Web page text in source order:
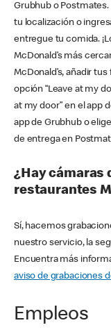
Grubhub o
tu localización o
entregue tu comida.
McDonald’s más
McDonald’s, añadir
opción “Leave at my
at my door” en el app
app de Grubhub o
de entrega en
¿Hay cámaras
restaurantes
Sí, hacemos
nuestro servicio, la
Encuentra más
aviso de grabaciones
Empleos